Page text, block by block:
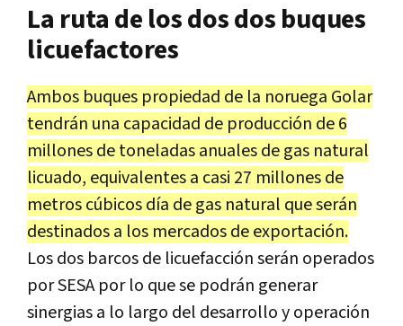
La ruta de los dos dos buques
licuefactores
Ambos buques propiedad de la noruega Golar
tendrán una capacidad de producción de 6
millones de toneladas anualesde gas natural
licuado, equivalentes a casi 27 millones de
metros cúbicos día de gas natural que serán
destinados a los mercados de exportación.
Los dos barcos de licuefacción serán operados
por SESA por lo que se podrán generar
sinergias a lo largo del desarrollo y operación